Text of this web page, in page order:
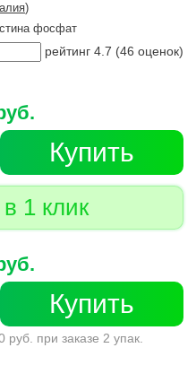
)
фосфат
рейтинг 4.7 (46 оценок)
Купить
1 клик
Купить
руб. при заказе 2 упак.